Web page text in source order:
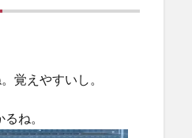
覚えやすいし。
ね。